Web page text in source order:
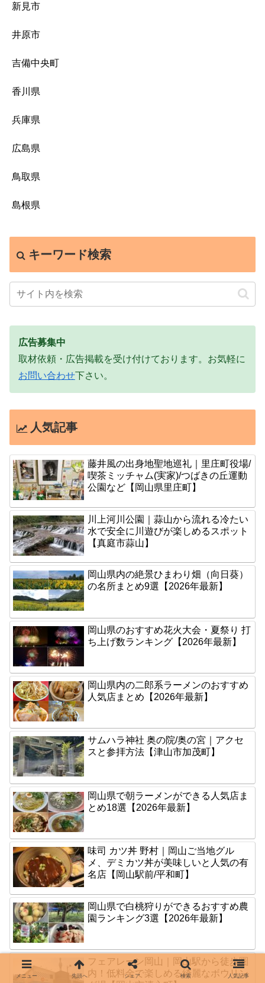
新見市
井原市
吉備中央町
香川県
兵庫県
広島県
鳥取県
島根県
キーワード検索
広告募集中
取材依頼・広告掲載を受け付けております。お気軽に
お問い合わせ下さい。
人気記事
藤井風の出身地聖地巡礼｜里庄町役場/
喫茶ミッチャム(実家)/つばきの丘運動
公園など【岡山県里庄町】
川上河川公園｜蒜山から流れる冷たい
水で安全に川遊びが楽しめるスポット
【真庭市蒜山】
岡山県内の絶景ひまわり畑（向日葵）
の名所まとめ9選【2026年最新】
岡山県のおすすめ花火大会・夏祭り 打
ち上げ数ランキング【2026年最新】
岡山県内の二郎系ラーメンのおすすめ
人気店まとめ【2026年最新】
サムハラ神社 奥の院/奥の宮｜アクセ
スと参拝方法【津山市加茂町】
岡山県で朝ラーメンができる人気店ま
とめ18選【2026年最新】
味司 カツ丼 野村｜岡山ご当地グル
メ、デミカツ丼が美味しいと人気の有
名店【岡山駅前/平和町】
岡山県で白桃狩りができるおすすめ農
園ランキング3選【2026年最新】
フェアレーン岡山｜岡山駅から徒歩圏
内！低料金で楽しめる綺麗なボウリン
メニュー 先頭へ シェア 検索 人気記事